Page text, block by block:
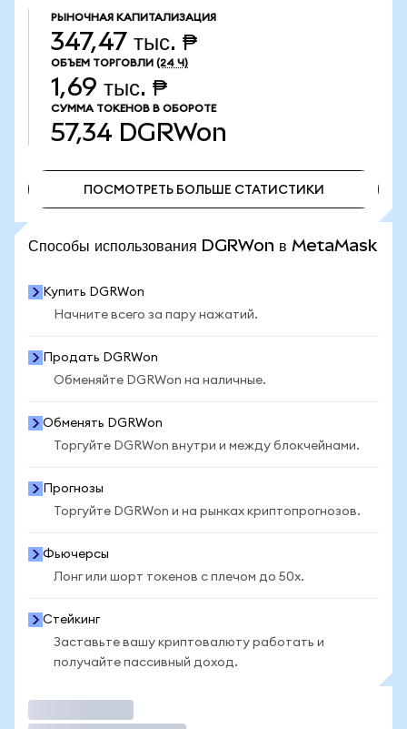
РЫНОЧНАЯ КАПИТАЛИЗАЦИЯ
347,47 тыс. ₱
ОБЪЕМ ТОРГОВЛИ (24 Ч)
1,69 тыс. ₱
СУММА ТОКЕНОВ В ОБОРОТЕ
57,34 DGRWon
ПОСМОТРЕТЬ БОЛЬШЕ СТАТИСТИКИ
Способы использования DGRWon в MetaMask
Купить DGRWon
Начните всего за пару нажатий.
Продать DGRWon
Обменяйте DGRWon на наличные.
Обменять DGRWon
Торгуйте DGRWon внутри и между блокчейнами.
Прогнозы
Торгуйте DGRWon и на рынках криптопрогнозов.
Фьючерсы
Лонг или шорт токенов с плечом до 50x.
Стейкинг
Заставьте вашу криптовалюту работать и
получайте пассивный доход.